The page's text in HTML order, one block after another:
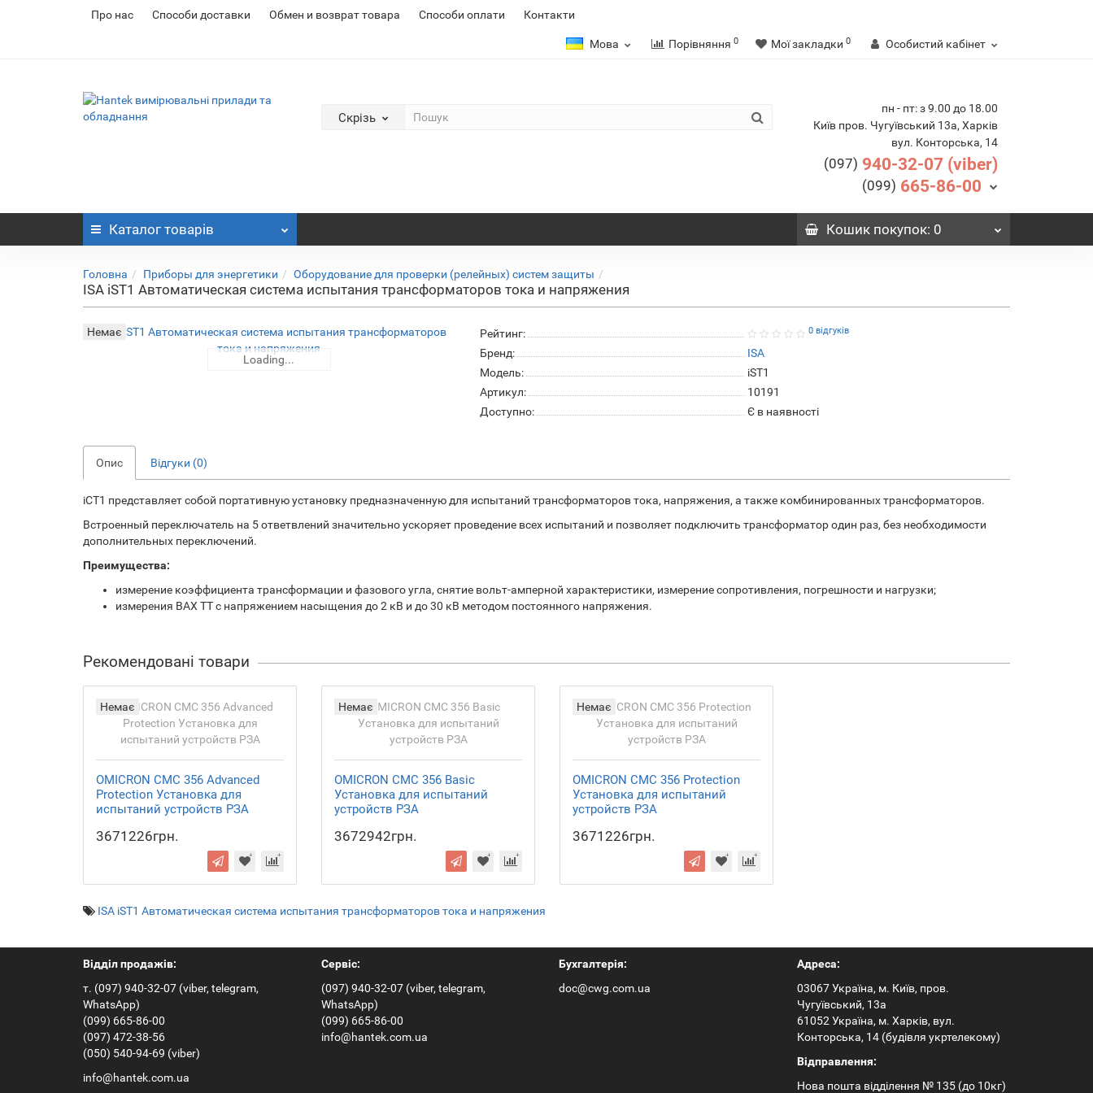
Про нас Cпособи доставки Обмен и возврат товара Способи оплати Контакти
Мова Порівняння 0 Мої закладки 0 Особистий кабінет
Скрізь
пн - пт: з 9.00 до 18.00
Київ пров. Чугуївський 13а, Харків
вул. Конторська, 14
(097) 940-32-07 (viber)
(099) 665-86-00
Каталог товарів Кошикпокупок: 0
Головна Приборы для энергетики Оборудование для проверки (релейных) систем защиты
ISA iST1 Автоматическая система испытания трансформаторов тока и напряжения
Немає
Loading...
Loading...
Рейтинг: 0 відгуків
Бренд:
ISA
Модель:
iST1
Артикул:
10191
Доступно:
Є в наявності
Опис Відгуки (0)
iCT1 представляет собой портативную установку предназначенную для испытаний трансформаторов тока, напряжения, а также комбинированных трансформаторов.
Встроенный переключатель на 5 ответвлений значительно ускоряет проведение всех испытаний и позволяет подключить трансформатор один раз, без необходимости
дополнительных переключений.
Преимущества:
измерение коэффициента трансформации и фазового угла, снятие вольт-амперной характеристики, измерение сопротивления, погрешности и нагрузки;
измерения ВАХ ТТ с напряжением насыщения до 2 кВ и до 30 кВ методом постоянного напряжения.
Рекомендовані товари
Немає
OMICRON СМС 356 Advanced
Protection Установка для
испытаний устройств РЗА
3671226грн.
Немає
OMICRON CMC 356 Basic
Установка для испытаний
устройств РЗА
3672942грн.
Немає
OMICRON СМС 356 Protection
Установка для испытаний
устройств РЗА
3671226грн.
ISA iST1 Автоматическая система испытания трансформаторов тока и напряжения
Відділ продажів:
т. (097) 940-32-07 (viber, telegram,
WhatsApp)
(099) 665-86-00
(097) 472-38-56
(050) 540-94-69 (viber)
info@hantek.com.ua
Сервіс:
(097) 940-32-07 (viber, telegram,
WhatsApp)
(099) 665-86-00
info@hantek.com.ua
Бухгалтерія:
doc@cwg.com.ua
Адреса:
03067 Україна, м. Київ, пров.
Чугуївський, 13а
61052 Україна, м. Харків, вул.
Конторська, 14 (будівля укртелекому)
Відправлення:
Нова пошта відділення № 135 (до 10кг)